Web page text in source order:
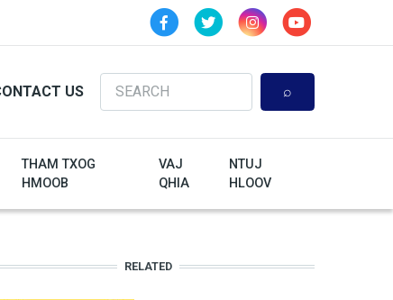
US
Search
THAM TXOG
HMOOB
VAJ
QHIA
NTUJ
HLOOV
RELATED